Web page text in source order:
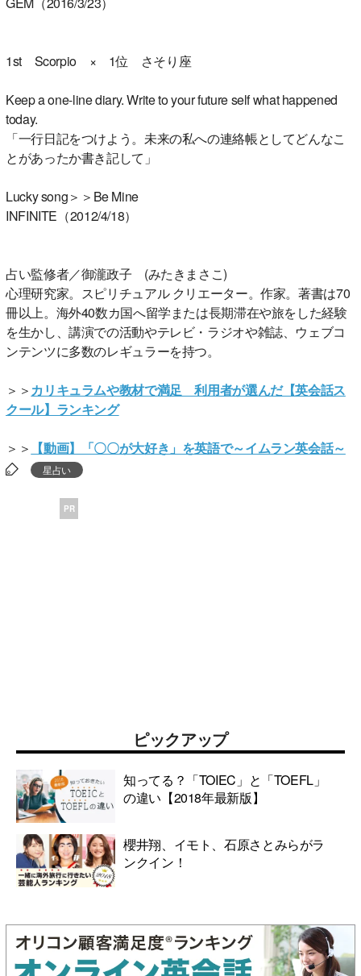
1st Scorpio × 1位 さそり座
Keep a one-line diary. Write to your future self what happened
today.
「一行日記をつけよう。未来の私への連絡帳としてどんなこ
とがあったか書き記して」
Lucky song＞＞Be Mine
INFINITE（2012/4/18）
占い監修者／御瀧政子 (みたきまさこ)
心理研究家。スピリチュアル クリエーター。作家。著書は70
冊以上。海外40数カ国へ留学または長期滞在や旅をした経験
を生かし、講演での活動やテレビ・ラジオや雑誌、ウェブコ
ンテンツに多数のレギュラーを持つ。
＞＞ カリキュラムや教材で満足 利用者が選んだ【英会話ス
クール】ランキング
＞＞ 【動画】「〇〇が大好き」を英語で～イムラン英会話～
星占い
PR
ピックアップ
知ってる？「TOIEC」と「TOEFL」
の違い【2018年最新版】
櫻井翔、イモト、石原さとみらがラ
ンクイン！